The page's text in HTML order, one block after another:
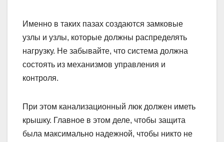
Именно в таких пазах создаются замковые
узлы и узлы, которые должны распределять
нагрузку. Не забывайте, что система должна
состоять из механизмов управления и
контроля.
При этом канализационный люк должен иметь
крышку. Главное в этом деле, чтобы защита
была максимально надежной, чтобы никто не